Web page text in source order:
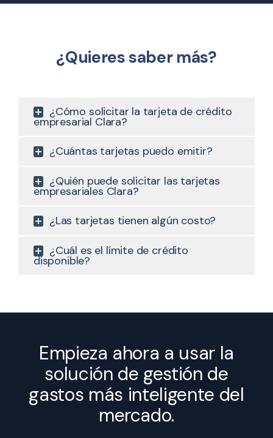
¿Quieres saber más?
¿Cómo solicitar la tarjeta de crédito
empresarial Clara?
¿Cuántas tarjetas puedo emitir?
¿Quién puede solicitar las tarjetas
empresariales Clara?
¿Las tarjetas tienen algún costo?
¿Cuál es el límite de crédito
disponible?
Empieza ahora a usar la
solución de gestión de
gastos más inteligente del
mercado.